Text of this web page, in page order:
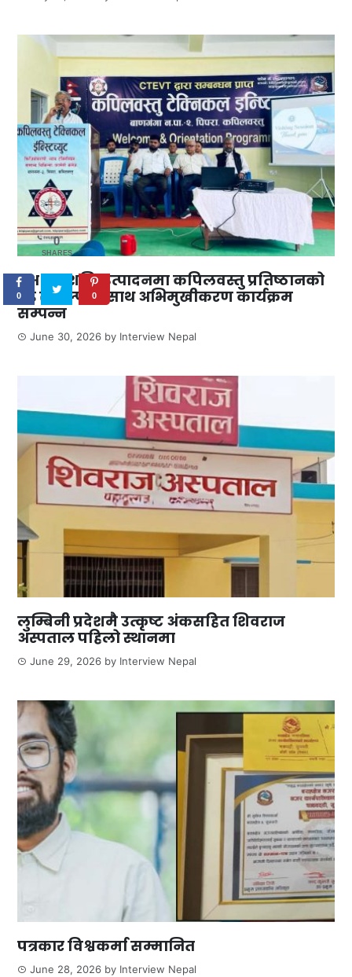
दक्ष जनशक्ति उत्पादनमा कपिलवस्तु प्रतिष्ठानको
दृढ संकल्पका साथ अभिमुखीकरण कार्यक्रम
सम्पन्न
June 30, 2026 by Interview Nepal
लुम्बिनी प्रदेशमै उत्कृष्ट अंकसहित शिवराज
अस्पताल पहिलो स्थानमा
June 29, 2026 by Interview Nepal
पत्रकार विश्वकर्मा सम्मानित
June 28, 2026 by Interview Nepal
0
SHARES
0 0